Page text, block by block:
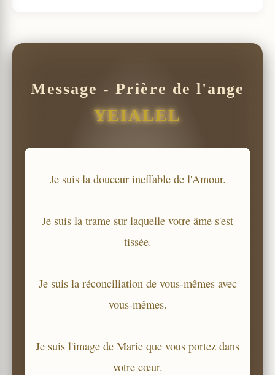
Message - Prière de l'ange
YEIALEL
Je suis la douceur ineffable de l'Amour.
Je suis la trame sur laquelle votre âme s'est
tissée.
Je suis la réconciliation de vous-mêmes avec
vous-mêmes.
Je suis l'image de Marie que vous portez dans
votre cœur.